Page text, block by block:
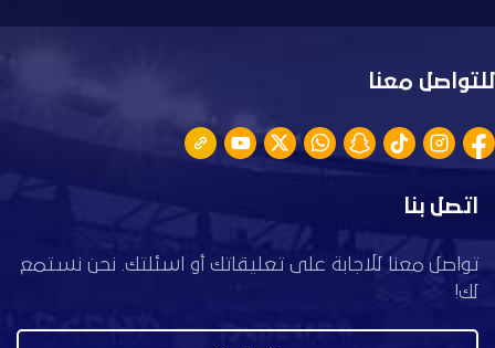
للتواصل معنا
اتصل بنا
تواصل معنا للاجابة على تعليقاتك أو اسئلتك. نحن نستمع
لك!